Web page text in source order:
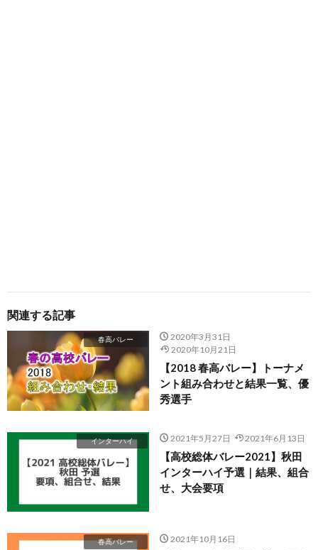
関連する記事
春高バレー
2020年3月31日
2020年10月21日
【2018 春高バレー】トーナメ
ント組み合わせと結果一覧、優
秀選手
インターハイ 2021年5月27日 2021年6月13日
【高校総体バレー2021】秋田
インターハイ予選｜結果、組合
せ、大会要項
春高バレー 2021年10月16日